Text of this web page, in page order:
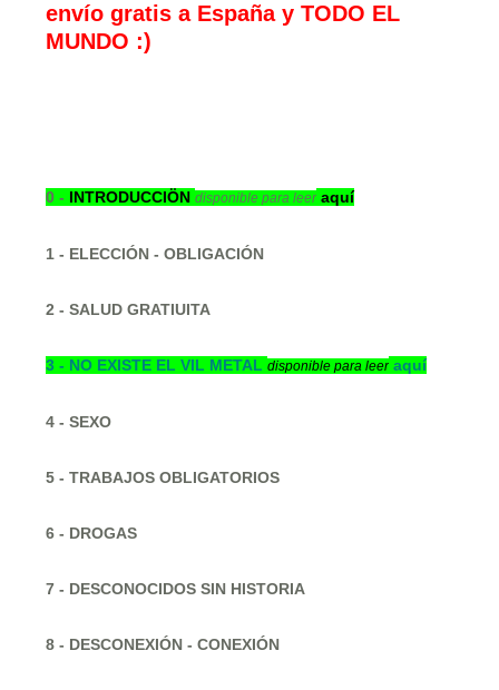
envío gratis a España y TODO EL
MUNDO :)
0 - INTRODUCCIÖN disponible para leer aquí
1 - ELECCIÓN - OBLIGACIÓN
2 - SALUD GRATIUITA
3 - NO EXISTE EL VIL METAL disponible para leer aquí
4 - SEXO
5 - TRABAJOS OBLIGATORIOS
6 - DROGAS
7 - DESCONOCIDOS SIN HISTORIA
8 - DESCONEXIÓN - CONEXIÓN